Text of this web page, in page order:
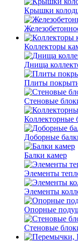
Крышки
Коллекторы
Днища
Плиты
Стеновые
Коллекторные
Доборные
Балки камер
Элементы
Элементы
Опорные
Стеновые